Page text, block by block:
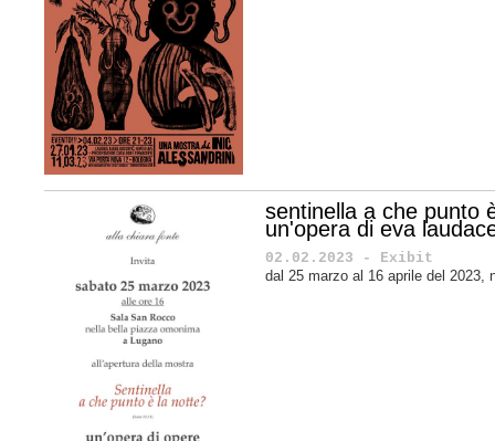
sentinella a che punto
un'opera di eva
02.02.2023 - Exibit
dal 25 marzo al 16 aprile del 2023,